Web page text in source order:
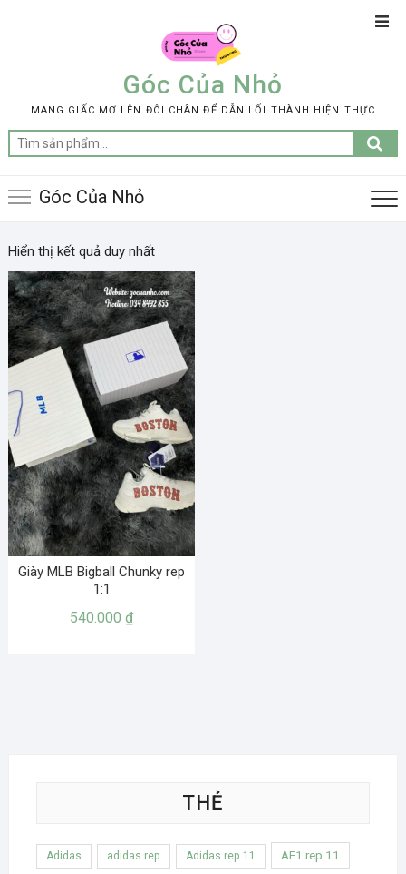
Góc Của Nhỏ
MANG GIẤC MƠ LÊN ĐÔI CHÂN ĐỂ DẪN LỐI THÀNH HIỆN THỰC
Tìm
kiếm:
Góc Của Nhỏ
Hiển thị kết quả duy nhất
Giày MLB Bigball Chunky rep
1:1
540.000₫
THẺ
Adidas adidas rep Adidas rep 11 AF1 rep 11